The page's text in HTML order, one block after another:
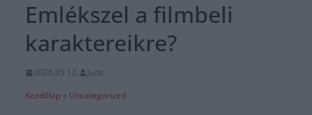
Emlékszel a filmbeli
karaktereikre?
2026.05.12.
Judit
Kezdőlap » Uncategorized